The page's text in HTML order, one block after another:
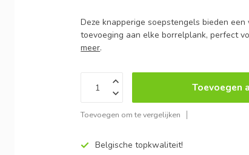
Deze knapperige soepstengels bieden
toevoeging aan elke borrelplank, perfect
meer.
Toevoegen
Toevoegen om te vergelijken
Belgische topkwaliteit!